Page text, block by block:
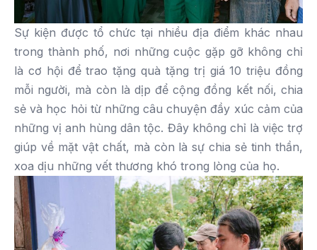
Sự kiện được tổ chức tại nhiều địa điểm khác nhau
trong thành phố, nơi những cuộc gặp gỡ không chỉ
là cơ hội để trao tặng quà tặng trị giá 10 triệu đồng
mỗi người, mà còn là dịp để cộng đồng kết nối, chia
sẻ và học hỏi từ những câu chuyện đầy xúc cảm của
những vị anh hùng dân tộc. Đây không chỉ là việc trợ
giúp về mặt vật chất, mà còn là sự chia sẻ tinh thần,
xoa dịu những vết thương khó trong lòng của họ.